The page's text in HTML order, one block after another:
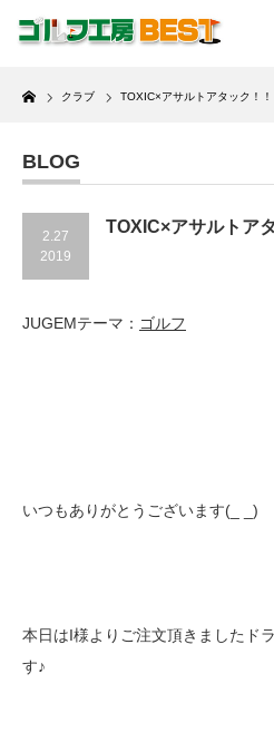
Home
クラブ TOXIC×アサルトアタック！！
BLOG
2.27
2019
TOXIC×アサルトア
JUGEMテーマ： ゴルフ
いつもありがとうございます(_ _)
本日はI様よりご注文頂きましたド
す♪